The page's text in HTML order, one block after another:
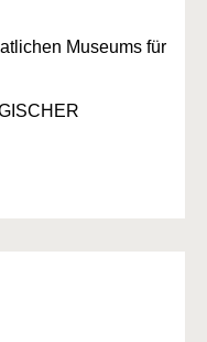
Museums für